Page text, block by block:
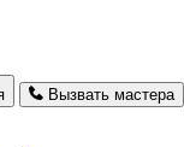
Вызвать мастера